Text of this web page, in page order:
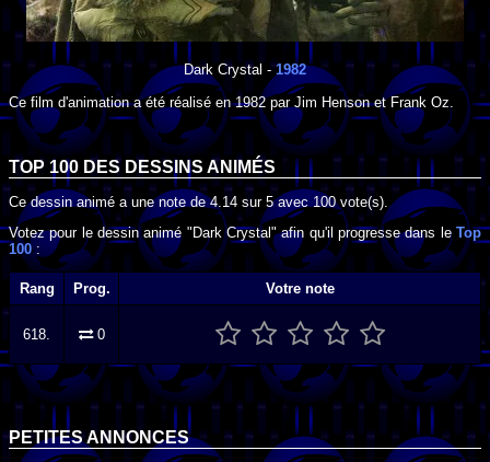
Dark Crystal -1982
Ce film d'animation a été réalisé en1982par Jim HensonetFrank Oz
TOP 100 DES DESSINS ANIMÉS
Ce dessin animé a une note de4.14 sur 5avec 100vote(s).
Votez pour le dessin animé "Dark Crystal" afin qu'il progresse dans le Top
100:
Rang Prog. Votre note
618. 0
PETITES ANNONCES